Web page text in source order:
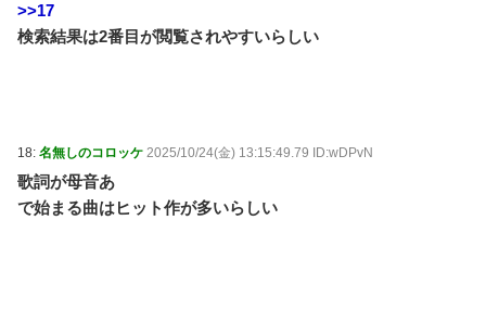
>>17
検索結果は2番目が閲覧されやすいらしい
18: 名無しのコロッケ 2025/10/24(金) 13:15:49.79 ID:wDPvN
歌詞が母音あ
で始まる曲はヒット作が多いらしい